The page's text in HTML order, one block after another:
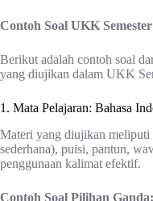
Contoh Soal UKK
Berikut adalah contoh soal
yang diujikan dalam UKK
1. Mata Pelajaran: Bahasa
Materi yang diujikan meliputi
sederhana), puisi, pantun,
penggunaan kalimat efektif.
Contoh Soal Pilihan Ganda: